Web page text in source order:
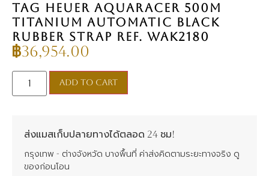
TAG HEUER AQUARACER 500M
TITANIUM AUTOMATIC BLACK
RUBBER STRAP REF. WAK2180
฿36,954.00
Add to cart
ส่งแมสเก็บปลายทางได้ตลอด 24 ชม!
กรุงเทพ - ต่างจังหวัด บางพื้นที่ ค่าส่งคิดตามระยะทางจริง ดู
ของก่อนโอน